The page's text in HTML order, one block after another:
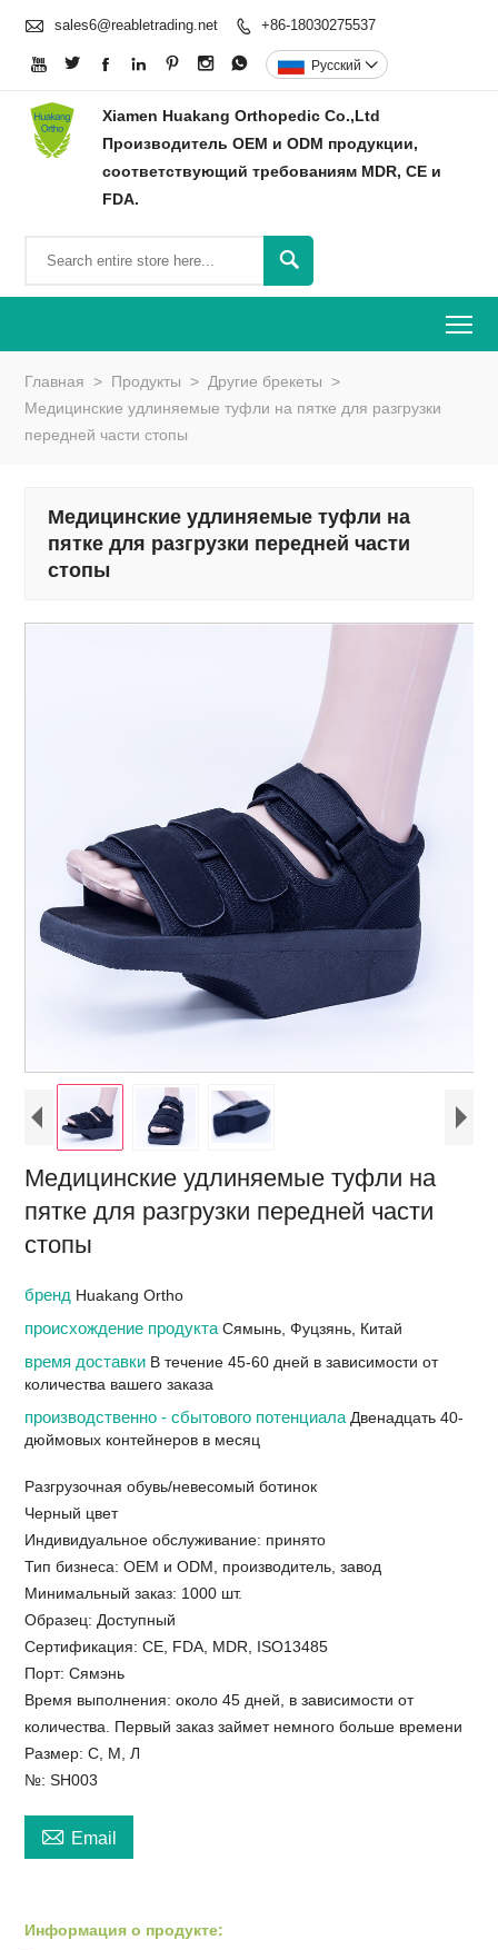
 sales6@reabletrading.net  +86-18030275537
       Pусский 
Xiamen Huakang Orthopedic Co.,Ltd
Производитель OEM и ODM продукции,
соответствующий требованиям MDR, CE и
FDA.

Главная > Продукты > Другие брекеты >
Медицинские удлиняемые туфли на пятке для разгрузки
передней части стопы
Медицинские удлиняемые туфли на
пятке для разгрузки передней части
стопы
Медицинские удлиняемые туфли на
пятке для разгрузки передней части
стопы
бренд Huakang Ortho
происхождение продуктаСямынь, Фуцзянь, Китай
время доставки В течение 45-60 дней в зависимости от
количества вашего заказа
производственно - сбытового потенциала Двенадцать 40-
дюймовых контейнеров в месяц
Разгрузочная обувь/невесомый ботинок
Черный цвет
Индивидуальное обслуживание: принято
Тип бизнеса: OEM и ODM, производитель, завод
Минимальный заказ: 1000 шт.
Образец: Доступный
Сертификация: CE, FDA, MDR, ISO13485
Порт: Сямэнь
Время выполнения: около 45 дней, в зависимости от
количества. Первый заказ займет немного больше времени
Размер: С, М, Л
№: SH003
 Email
Информация о продукте: